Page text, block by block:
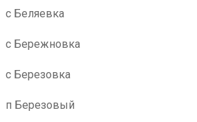
с Беляевка
с Бережновка
с Березовка
п Березовый